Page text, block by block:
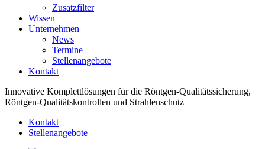
Zusatzfilter
Wissen
Unternehmen
News
Termine
Stellenangebote
Kontakt
Innovative Komplettlösungen für die Röntgen-Qualitätssicherung,
Röntgen-Qualitätskontrollen und Strahlenschutz
Kontakt
Stellenangebote